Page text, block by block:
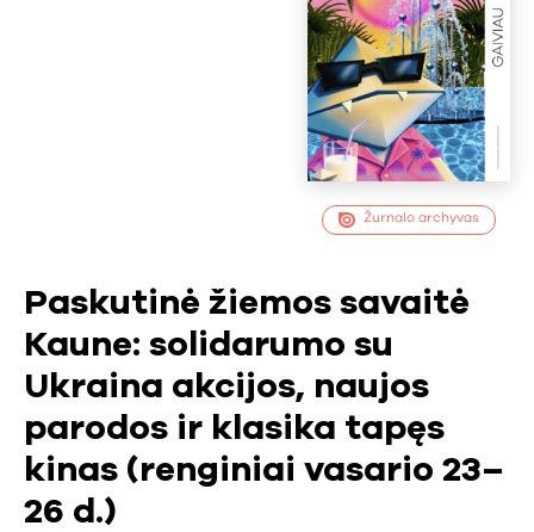
Žurnalo archyvas
Paskutinė žiemos savaitė
Kaune: solidarumo su
Ukraina akcijos, naujos
parodos ir klasika tapęs
kinas (renginiai vasario 23–
26 d.)